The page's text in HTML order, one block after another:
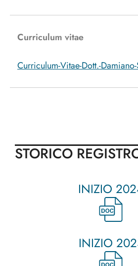
Curriculum vitae
Curriculum-Vitae-Dott.-
STORICO
INIZIO
INIZIO